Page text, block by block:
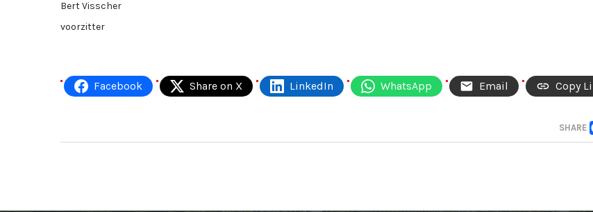
Bert Visscher
voorzitter
Facebook Share on X LinkedIn WhatsApp Email Copy
SHARE